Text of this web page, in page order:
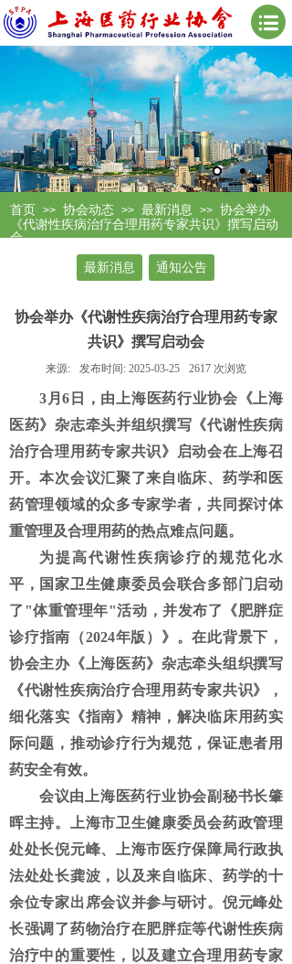
首页 >> 协会动态 >> 最新消息 >> 协会举办
《代谢性疾病治疗合理用药专家共识》撰写启动
会
最新消息 通知公告
协会举办《代谢性疾病治疗合理用药专家
共识》撰写启动会
来源: 发布时间: 2025-03-25 2617 次浏览
3月6日，由上海医药行业协会《上海
医药》杂志牵头并组织撰写 《代谢性疾病
治疗合理用药专家共识》
启动会在上海召
开。本次会议汇聚了来自临床、药学和医
药管理领域的众多专家学者，共同探讨体
重管理及合理用药的热点难点问题。
为提高代谢性疾病诊疗的规范化水
平，国家卫生健康委员会联合多部门启动
了"体重管理年"活动，并发布了《肥胖症
诊疗指南（2024年版）》。在此背景下，
协会主办《上海医药》杂志牵头组织撰写
《代谢性疾病治疗合理用药专家共识》，
细化落实《指南》精神，解决临床用药实
际问题，推动诊疗行为规范，保证患者用
药安全有效。
会议由上海医药行业协会副秘书长肇
晖主持。上海市卫生健康委员会药政管理
处处长倪元峰、上海市医疗保障局行政执
法处处长龚波，以及来自临床、药学的十
余位专家出席会议并参与研讨。倪元峰处
长强调了药物治疗在肥胖症等代谢性疾病
治疗中的重要性，以及建立合理用药专家